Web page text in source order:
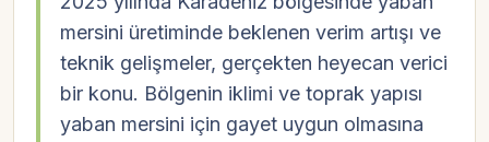
mersini üretiminde beklenen verim artışı ve
teknik gelişmeler, gerçekten heyecan verici
bir konu. Bölgenin iklimi ve toprak yapısı
yaban mersini için gayet uygun olmasına